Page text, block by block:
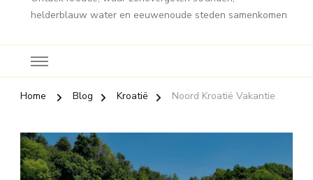
helderblauw water en eeuwenoude steden samenkomen
Home Blog Kroatië Noord Kroatië Vakantie